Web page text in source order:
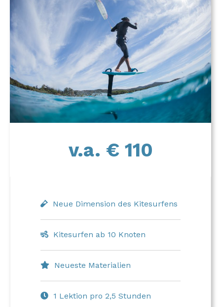
v.a. € 110
Neue Dimension des Kitesurfens
Kitesurfen ab 10 Knoten
Neueste Materialien
1 Lektion pro 2,5 Stunden